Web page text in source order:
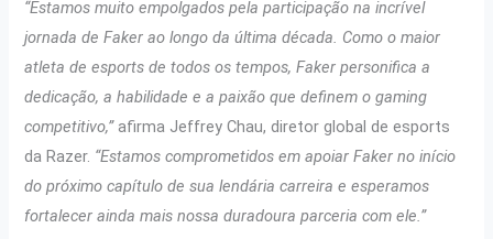
“Estamos muito empolgados pela participação na incrível
jornada de Faker ao longo da última década. Como o maior
atleta de esports de todos os tempos, Faker personifica a
dedicação, a habilidade e a paixão que definem o gaming
competitivo,”afirma Jeffrey Chau, diretor global de esports
da Razer. “Estamos comprometidos em apoiar Faker no início
do próximo capítulo de sua lendária carreira e esperamos
fortalecer ainda mais nossa duradoura parceria com ele.”